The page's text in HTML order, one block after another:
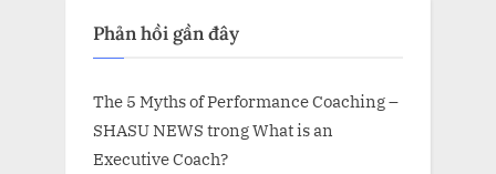
Phản hồi gần đây
The 5 Myths of Performance Coaching –
SHASU NEWS trongWhat is an
Executive Coach?